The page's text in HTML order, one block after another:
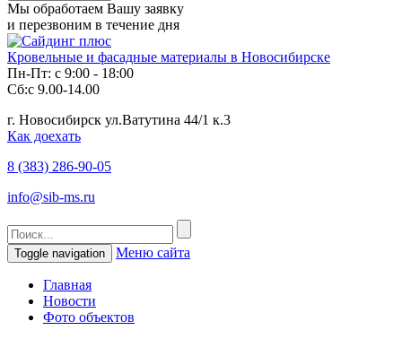
Мы обработаем Вашу заявку
и перезвоним в течение дня
Кровельные и фасадные материалы в Новосибирске
Пн-Пт: с 9:00 - 18:00
Сб:с 9.00-14.00
г. Новосибирск ул.Ватутина 44/1 к.3
Как доехать
8 (383) 286-90-05
info@sib-ms.ru
Toggle navigation Меню сайта
Главная
Новости
Фото объектов